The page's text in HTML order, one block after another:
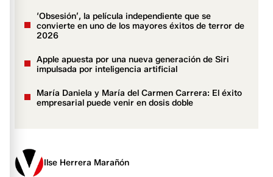
‘Obsesión’, la película independiente que se
convierte en uno de los mayores éxitos de terror de
2026
Apple apuesta por una nueva generación de Siri
impulsada por inteligencia artificial
María Daniela y María del Carmen Carrera: El éxito
empresarial puede venir en dosis doble
Ilse Herrera Marañón